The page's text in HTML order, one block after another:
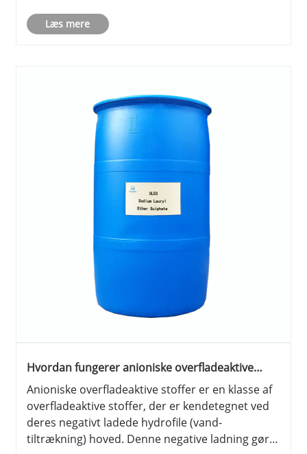
opmærksomhed på tværs af industrier som
Læs mere
Hvordan fungerer anioniske overfladeaktive
stoffer?
Anioniske overfladeaktive stoffer er en klasse af
overfladeaktive stoffer, der er kendetegnet ved
deres negativt ladede hydrofile (vand-
tiltrækning) hoved. Denne negative ladning gør